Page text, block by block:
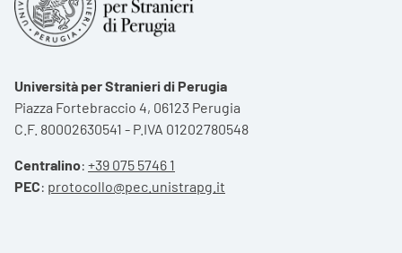
Università per Stranieri di Perugia
Piazza Fortebraccio 4, 06123 Perugia
C.F. 80002630541 - P.IVA 01202780548
Centralino: +39 075 5746 1
PEC: protocollo@pec.unistrapg.it